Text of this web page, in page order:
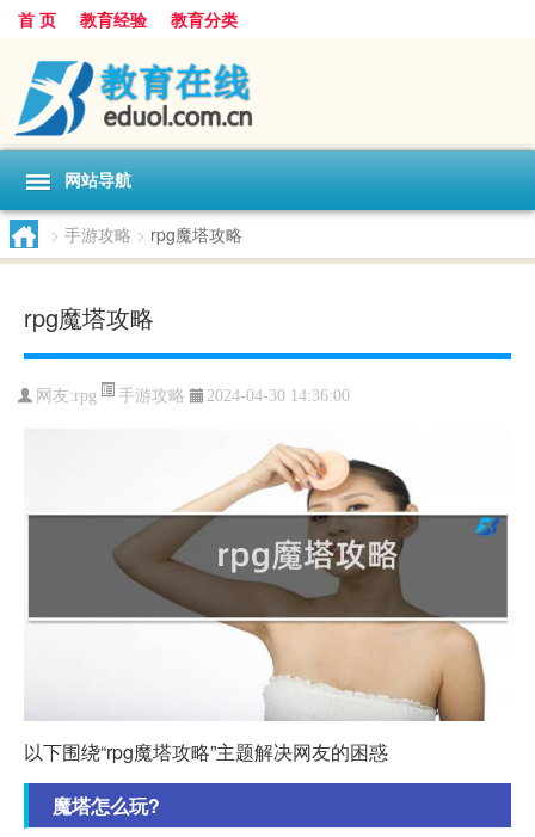
首 页 教育经验 教育分类
网站导航
> 手游攻略 > rpg魔塔攻略
rpg魔塔攻略
网友:rpg 手游攻略 2024-04-30 14:36:00
以下围绕“rpg魔塔攻略”主题解决网友的困惑
魔塔怎么玩?